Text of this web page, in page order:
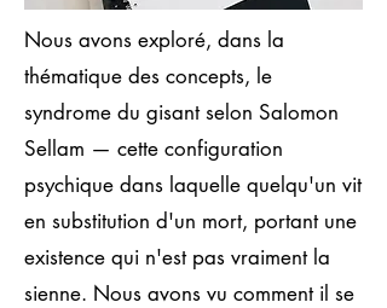
Nous avons exploré, dans la
thématique des concepts, le
syndrome du gisant selon Salomon
Sellam — cette configuration
psychique dans laquelle quelqu'un vit
en substitution d'un mort, portant une
existence qui n'est pas vraiment la
sienne. Nous avons vu comment il se